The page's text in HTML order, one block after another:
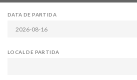
DATA DE PARTIDA
LOCAL DE PARTIDA